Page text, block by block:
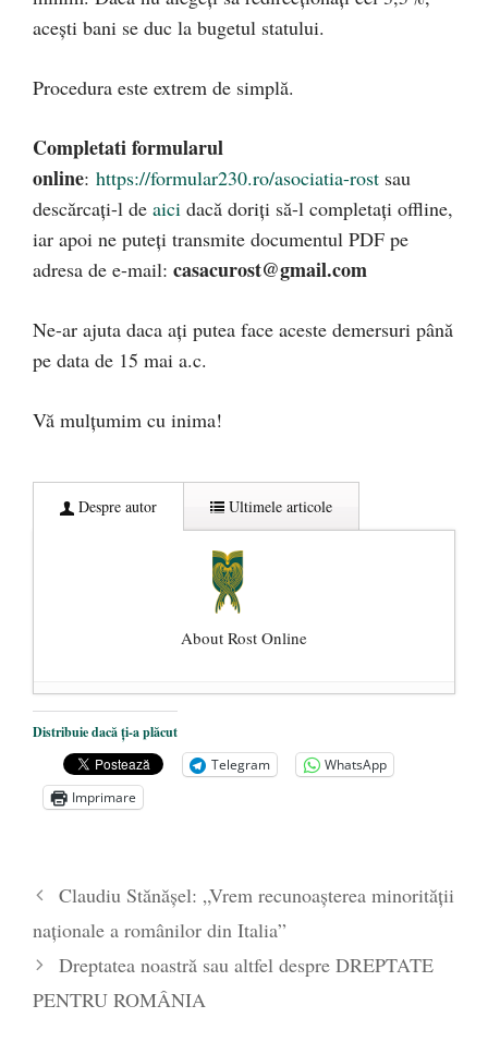
aceşti bani se duc la bugetul statului.
Procedura este extrem de simplă.
Completati formularul
online: https://formular230.ro/asociatia-rost sau
descărcați-l de aici dacă doriți să-l completați offline,
iar apoi ne puteți transmite documentul PDF pe
adresa de e-mail: casacurost@gmail.com
Ne-ar ajuta daca ați putea face aceste demersuri până
pe data de 15 mai a.c.
Vă mulțumim cu inima!
Despre autor Ultimele articole
About Rost Online
Dezvăluiri cutremurătoare despre
președintele Ucrainei, Volodymyr
Zelensky
- 13 mai 2026
Statul care servește Națiunea
poetului Octavian Goga, înlăturat din Iași
- 16 aprilie 2026
Distribuie dacă ți-a plăcut
Telegram
WhatsApp
Imprimare
Claudiu Stănășel: „Vrem recunoașterea minorității
naționale a românilor din Italia”
Dreptatea noastră sau altfel despre DREPTATE
PENTRU ROMÂNIA